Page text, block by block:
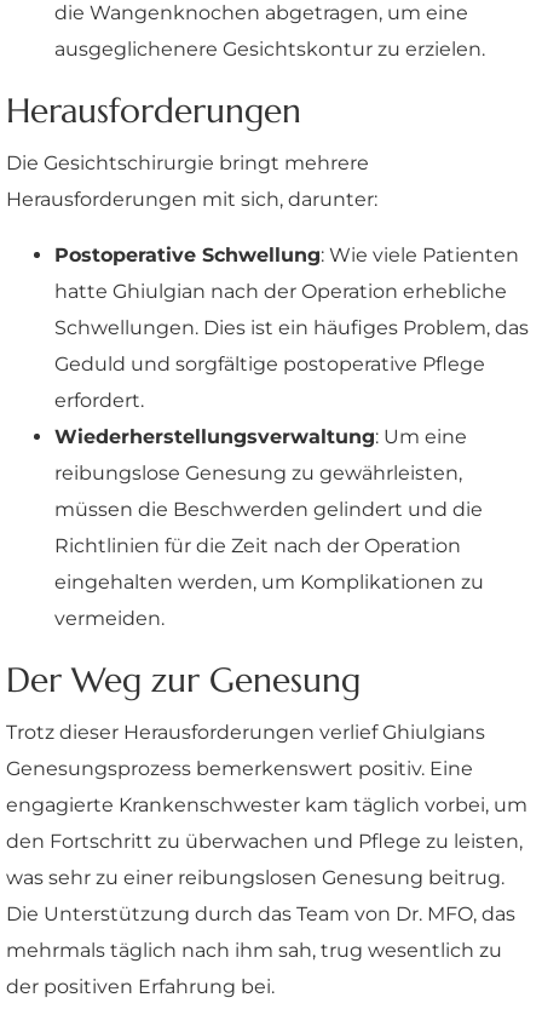
die Wangenknochen abgetragen, um eine
ausgeglichenere Gesichtskontur zu erzielen.
Herausforderungen
Die Gesichtschirurgie bringt mehrere
Herausforderungen mit sich, darunter:
Postoperative Schwellung: Wie viele Patienten
hatte Ghiulgian nach der Operation erhebliche
Schwellungen. Dies ist ein häufiges Problem, das
Geduld und sorgfältige postoperative Pflege
erfordert.
Wiederherstellungsverwaltung: Um eine
reibungslose Genesung zu gewährleisten,
müssen die Beschwerden gelindert und die
Richtlinien für die Zeit nach der Operation
eingehalten werden, um Komplikationen zu
vermeiden.
Der Weg zur Genesung
Trotz dieser Herausforderungen verlief Ghiulgians
Genesungsprozess bemerkenswert positiv. Eine
engagierte Krankenschwester kam täglich vorbei, um
den Fortschritt zu überwachen und Pflege zu leisten,
was sehr zu einer reibungslosen Genesung beitrug.
Die Unterstützung durch das Team von Dr. MFO, das
mehrmals täglich nach ihm sah, trug wesentlich zu
der positiven Erfahrung bei.